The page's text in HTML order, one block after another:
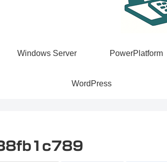
Windows Server PowerPlatform
WordPress